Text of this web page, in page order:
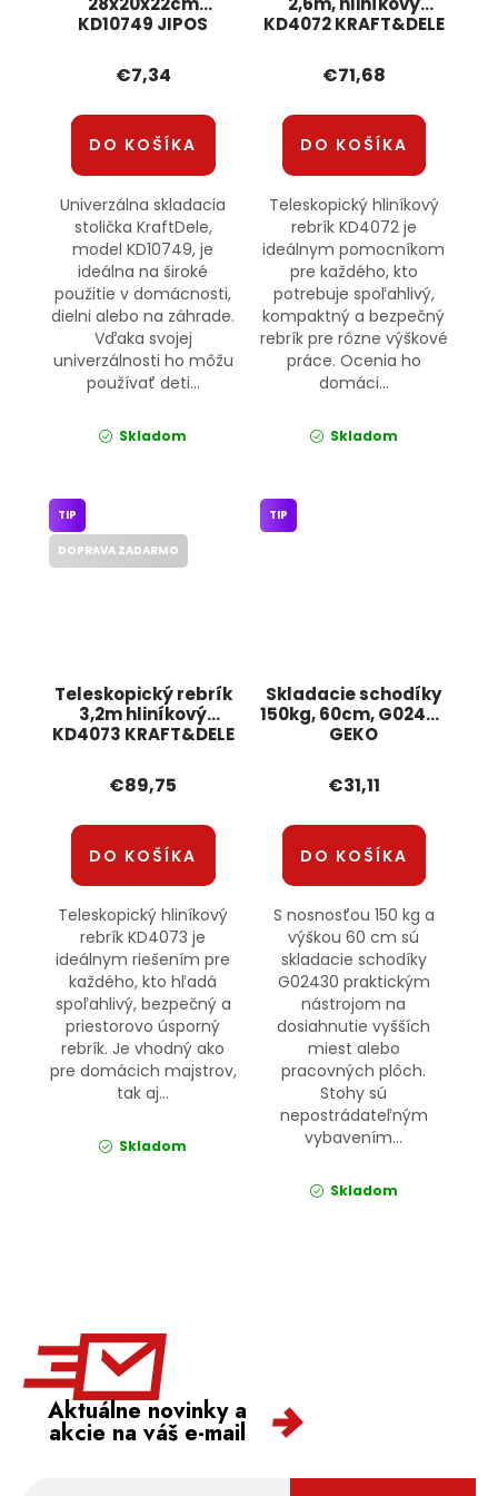
KD10749 JIPOS
€7,34
DO KOŠÍKA
Univerzálna skladacia
stolička KraftDele,
model KD10749, je
ideálna na široké
použitie v domácnosti,
dielni alebo na záhrade.
Vďaka svojej
univerzálnosti ho môžu
používať deti...
Skladom
KD4072 KRAFT&DELE
€71,68
DO KOŠÍKA
Teleskopický hliníkový
rebrík KD4072 je
ideálnym pomocníkom
pre každého, kto
potrebuje spoľahlivý,
kompaktný a bezpečný
rebrík pre rôzne výškové
práce. Ocenia ho
domáci...
Skladom
Teleskopický rebrík
3,2m hliníkový
KD4073 KRAFT&DELE
TIP
DOPRAVA ZADARMO
€89,75
DO KOŠÍKA
Teleskopický hliníkový
rebrík KD4073 je
ideálnym riešením pre
každého, kto hľadá
spoľahlivý, bezpečný a
priestorovo úsporný
rebrík. Je vhodný ako
pre domácich majstrov,
tak aj...
Skladom
Skladacie schodíky
150kg, 60cm, G02430
GEKO
TIP
€31,11
DO KOŠÍKA
S nosnosťou 150 kg a
výškou 60 cm sú
skladacie schodíky
G02430 praktickým
nástrojom na
dosiahnutie vyšších
miest alebo
pracovných plôch.
Stohy sú
nepostrádateľným
vybavením...
Skladom
Aktuálne novinky a
akcie na váš e-mail